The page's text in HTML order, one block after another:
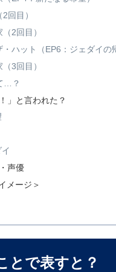
回目）
2回目）
ハット（EP6：ジェダイの
3回目）
…？
」と言われた？
声優
メージ＞
とで表すと？